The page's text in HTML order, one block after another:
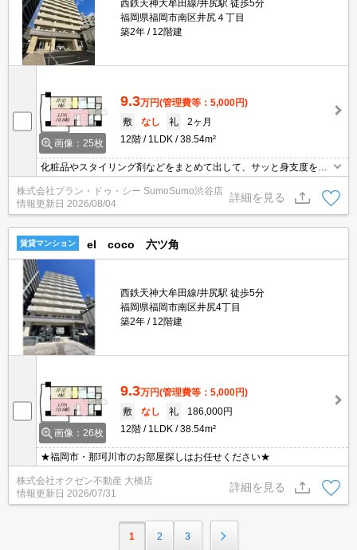
西鉄天神大牟田線/井尻駅 徒歩5分
福岡県福岡市南区井尻４丁目
築2年
12階建
画像：25枚
9.3万円(管理費等：5,000円)
敷
なし 礼
2ヶ月
12階
1LDK 38.54m²
化粧品やスタイリング剤などをまとめて出して、サッと身支度を整
えられる独立洗面台を採用しています。共用部には宅配ボックスを
設置しているため、対面で荷物を受け取る必要がなくなります。セ
キュリティ面は、オートロック・TVインターホンなどを設置してい
るので安全面でも優れております。こちらは1LDKの物件です。
株式会社プラン・ドゥ・シー SumoSumo渋谷店
情報更新日 2026/08/04
詳細を見る
賃貸マンション el coco 六ツ角
西鉄天神大牟田線/井尻駅 徒歩5分
福岡県福岡市南区井尻4丁目
築2年
12階建
画像：26枚
9.3万円(管理費等：5,000円)
敷
なし 礼
186,000円
12階
1LDK 38.54m²
★福岡市・那珂川市のお部屋探しはお任せください★
株式会社オクゼン不動産 大橋店
情報更新日 2026/07/31
詳細を見る
1 2 3